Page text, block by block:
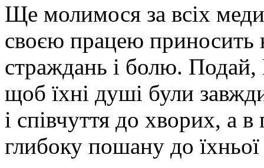
Ще молимося за всіх
своєю працею приносить
страждань і болю.
щоб їхні душі були
і співчуття до хворих, а
глибоку пошану до їхньої